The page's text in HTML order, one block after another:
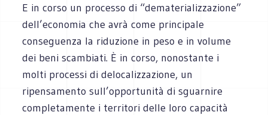
E in corso un processo di “dematerializzazione”
dell’economia che avrà come principale
conseguenza la riduzione in peso e in volume
dei beni scambiati. È in corso, nonostante i
molti processi di delocalizzazione, un
ripensamento sull’opportunità di sguarnire
completamente i territori delle loro capacità